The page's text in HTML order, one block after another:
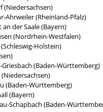
(Niedersachsen)
Ahrweiler (Rheinland-Pfalz)
der Saale (Bayern)
(Nordrhein-Westfalen)
Holstein)
(Baden-Württemberg)
(Baden-Württemberg)
(Bayern)
Schapbach (Baden-